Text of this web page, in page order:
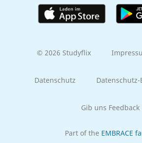
© 2026 Studyflix
Datenschutz
Gib uns Feedback
Part of the EMBRACE